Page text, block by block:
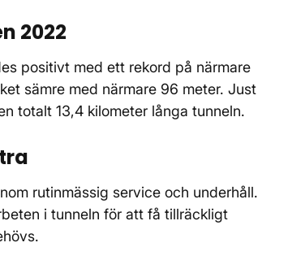
2022
positivt med ett rekord på närmare
sämre med närmare 96 meter. Just
totalt 13,4 kilometer långa tunneln.
rutinmässig service och underhåll.
i tunneln för att få tillräckligt